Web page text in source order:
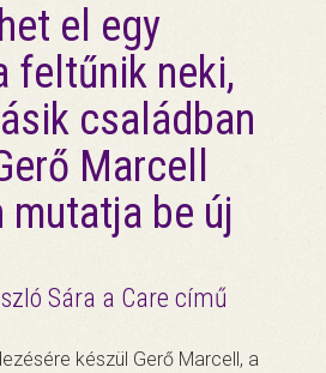
el egy
feltűnik neki,
családban
Marcell
mutatja be új
Sára a Care című
készül Gerő Marcell, a